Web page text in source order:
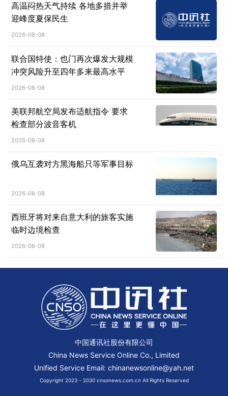
高温闷热天气持续 各地多措并举
迎峰度夏保民生
2026-08-08
联合国特使：也门再次爆发大规模
冲突风险升至四年多来最高水平
2026-08-08
美联邦航空局发布适航指令 要求
检查部分波音客机
2026-08-08
俄乌互袭对方黑海船只等军事目标
2026-08-08
西班牙将对来自意大利的旅客实施
临时边境检查
2026-08-08
中国通讯社股份有限公司
China News Service Online Co., Limited
Unified Service Email: chinanewsonline@yah.net
Copyright 2023 - 2030 cnsonews.com.cn All Rights Reserved